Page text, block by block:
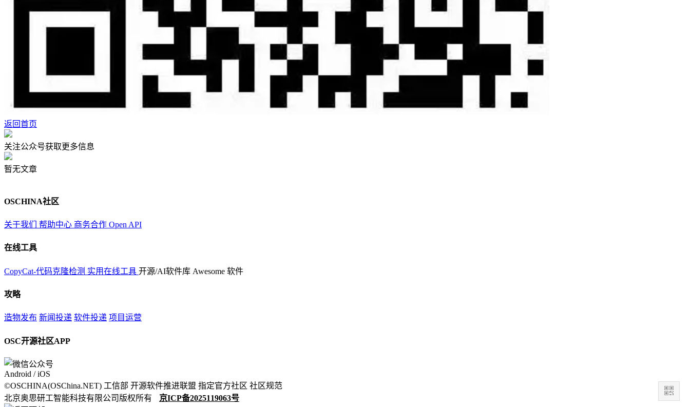
返回首页
关注公众号获取更多信息
暂无文章
OSCHINA社区
关于我们 帮助中心 商务合作 Open API
在线工具
CopyCat-代码克隆检测 实用在线工具 开源/AI软件库 Awesome 软件
攻略
造物发布 新闻投递 软件投递 项目运营
OSC开源社区APP
Android / iOS
©OSCHINA(OSChina.NET) 工信部 开源软件推进联盟 指定官方社区 社区规范
北京奥思研工智能科技有限公司版权所有
京ICP备2025119063号